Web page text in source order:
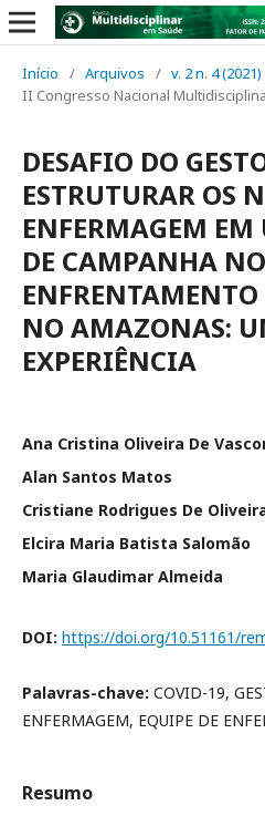
Início / Arquivos / v. 2 n. 4 (2021)
II Congresso Nacional
DESAFIO DO
ESTRUTURAR OS
ENFERMAGEM
DE CAMPANHA NO
NO AMAZONAS:
EXPERIÊNCIA
Ana Cristina Oliveira De
Alan Santos Matos
Cristiane Rodrigues De
Elcira Maria Batista Salomão
Maria Glaudimar Almeida
DOI: https://doi.org/10.51161/
Palavras-chave: COVID-19,
ENFERMAGEM, EQUIPE DE
Resumo